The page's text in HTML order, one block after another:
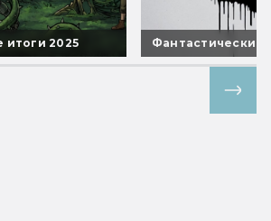
итоги 2025 Фантастические